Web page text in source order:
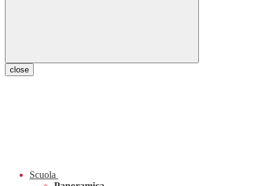
close
Scuola